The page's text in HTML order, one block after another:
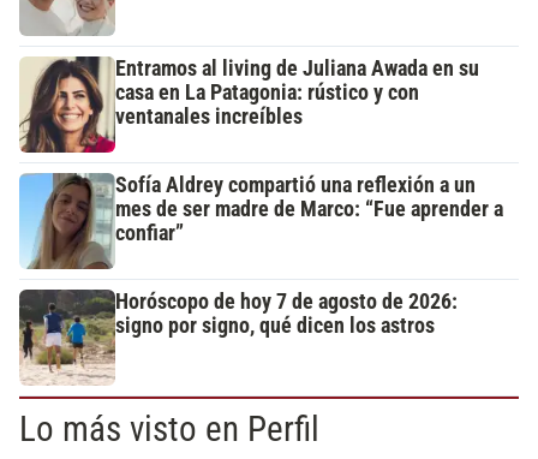
Entramos al living de Juliana Awada en su
casa en La Patagonia: rústico y con
ventanales increíbles
Sofía Aldrey compartió una reflexión a un
mes de ser madre de Marco: “Fue aprender a
confiar”
Horóscopo de hoy 7 de agosto de 2026:
signo por signo, qué dicen los astros
Lo más visto en Perfil